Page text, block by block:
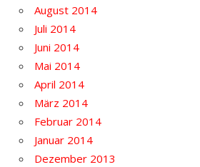
August 2014
Juli 2014
Juni 2014
Mai 2014
April 2014
März 2014
Februar 2014
Januar 2014
Dezember 2013